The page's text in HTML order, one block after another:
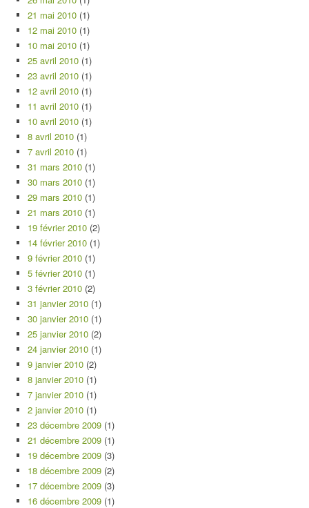
21 mai 2010 (1)
12 mai 2010 (1)
10 mai 2010 (1)
25 avril 2010 (1)
23 avril 2010 (1)
12 avril 2010 (1)
11 avril 2010 (1)
10 avril 2010 (1)
8 avril 2010 (1)
7 avril 2010 (1)
31 mars 2010 (1)
30 mars 2010 (1)
29 mars 2010 (1)
21 mars 2010 (1)
19 février 2010 (2)
14 février 2010 (1)
9 février 2010 (1)
5 février 2010 (1)
3 février 2010 (2)
31 janvier 2010 (1)
30 janvier 2010 (1)
25 janvier 2010 (2)
24 janvier 2010 (1)
9 janvier 2010 (2)
8 janvier 2010 (1)
7 janvier 2010 (1)
2 janvier 2010 (1)
23 décembre 2009 (1)
21 décembre 2009 (1)
19 décembre 2009 (3)
18 décembre 2009 (2)
17 décembre 2009 (3)
16 décembre 2009 (1)